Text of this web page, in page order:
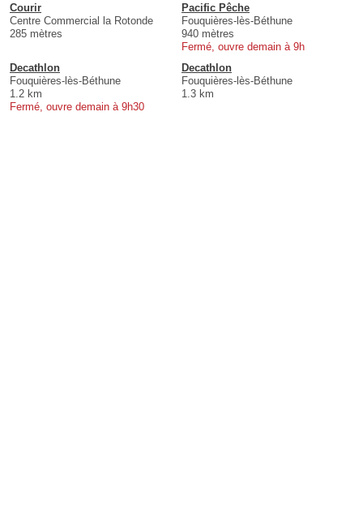
Courir
Centre Commercial la Rotonde
285 mètres
Pacific Pêche
Fouquières-lès-Béthune
940 mètres
Fermé, ouvre demain à 9h
Decathlon
Fouquières-lès-Béthune
1.2 km
Fermé, ouvre demain à 9h30
Decathlon
Fouquières-lès-Béthune
1.3 km